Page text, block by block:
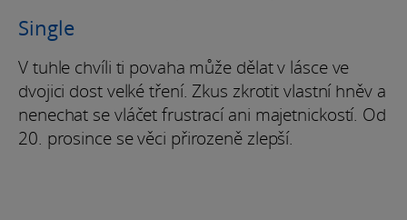
Single
V tuhle chvíli ti povaha může dělat v lásce ve
dvojici dost velké tření. Zkus zkrotit vlastní hněv a
nenechat se vláčet frustrací ani majetnickostí. Od
20. prosince se věci přirozeně zlepší.